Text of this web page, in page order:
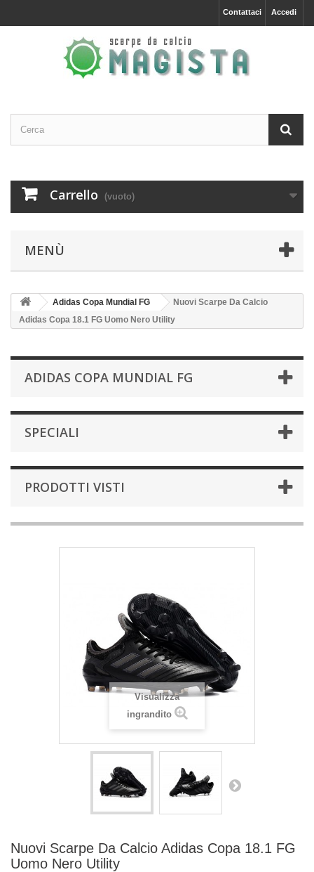
Accedi
Contattaci
Carrello (vuoto)
MENÙ
Adidas Copa Mundial FG
Nuovi Scarpe Da Calcio
Adidas Copa 18.1 FG Uomo Nero Utility
ADIDAS COPA MUNDIAL FG
SPECIALI
PRODOTTI VISTI
Visualizza
ingrandito
Nuovi Scarpe Da Calcio Adidas Copa 18.1 FG
Uomo Nero Utility